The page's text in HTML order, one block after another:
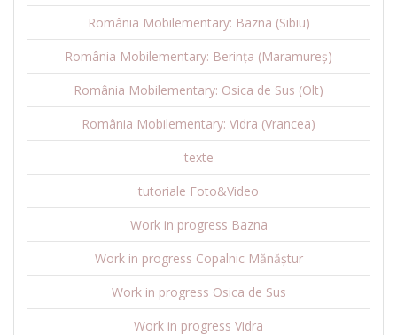
România Mobilementary: Bazna (Sibiu)
România Mobilementary: Berința (Maramureș)
România Mobilementary: Osica de Sus (Olt)
România Mobilementary: Vidra (Vrancea)
texte
tutoriale Foto&Video
Work in progress Bazna
Work in progress Copalnic Mănăștur
Work in progress Osica de Sus
Work in progress Vidra